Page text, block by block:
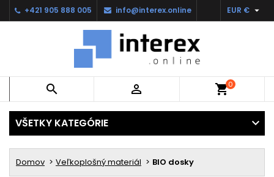
+421 905 888 005 info@interex.online EUR € 
  shopping_cart0
VŠETKY KATEGÓRIE
Domov Veľkoplošný materiál BIO dosky